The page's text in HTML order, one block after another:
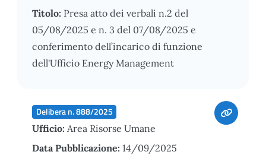
Titolo: Presa atto dei verbali n.2 del
05/08/2025 e n. 3 del 07/08/2025 e
conferimento dell’incarico di funzione
dell'Ufficio Energy Management
Delibera n. 888/2025
Ufficio: Area Risorse Umane
Data Pubblicazione: 14/09/2025